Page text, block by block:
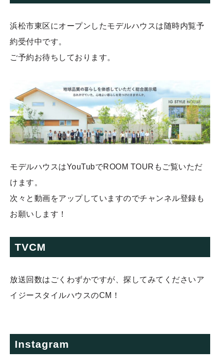
浜松市東区にオープンしたモデルハウスは随時内覧予
約受付中です。
ご予約お待ちしております。
モデルハウスはYouTubでROOM TOURもご覧いただ
けます。
次々と動画をアップしていますのでチャンネル登録も
お願いします！
TVCM
放送回数はごくわずかですが、探してみてくださいア
イジースタイルハウスのCM！
Instagram